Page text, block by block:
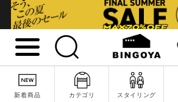
新着商品 カテゴリ スタイリング
詳細検索